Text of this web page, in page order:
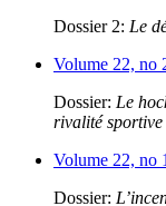
Dossier 2: Le
Volume 22, no
Dossier: Le
rivalité sportive
Volume 22, no
Dossier: